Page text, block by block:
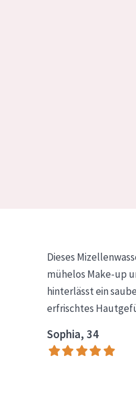
Dieses
mühelos Make-up
hinterlässt ein
erfrischtes
Sophia, 34